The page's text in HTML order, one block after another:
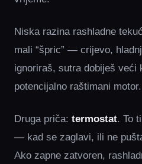
Niska razina rashladne
mali “špric” — crijevo,
ignoriraš, sutra dobiješ veći
potencijalno raštimani motor.
Druga priča: termostat. To
— kad se zaglavi, ili ne
Ako zapne zatvoren,